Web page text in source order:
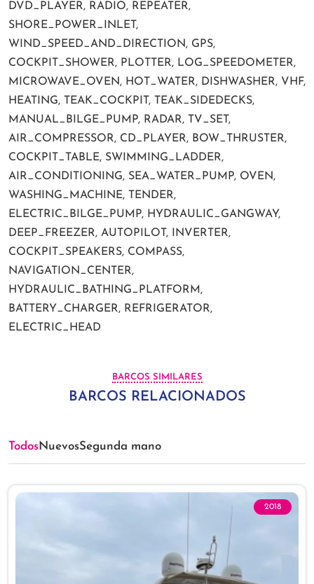
DVD_PLAYER, RADIO, REPEATER,
SHORE_POWER_INLET,
WIND_SPEED_AND_DIRECTION, GPS,
COCKPIT_SHOWER, PLOTTER, LOG_SPEEDOMETER,
MICROWAVE_OVEN, HOT_WATER, DISHWASHER, VHF,
HEATING, TEAK_COCKPIT, TEAK_SIDEDECKS,
MANUAL_BILGE_PUMP, RADAR, TV_SET,
AIR_COMPRESSOR, CD_PLAYER, BOW_THRUSTER,
COCKPIT_TABLE, SWIMMING_LADDER,
AIR_CONDITIONING, SEA_WATER_PUMP, OVEN,
WASHING_MACHINE, TENDER,
ELECTRIC_BILGE_PUMP, HYDRAULIC_GANGWAY,
DEEP_FREEZER, AUTOPILOT, INVERTER,
COCKPIT_SPEAKERS, COMPASS,
NAVIGATION_CENTER,
HYDRAULIC_BATHING_PLATFORM,
BATTERY_CHARGER, REFRIGERATOR,
ELECTRIC_HEAD
BARCOS SIMILARES
BARCOS RELACIONADOS
TodosNuevosSegunda mano
2018